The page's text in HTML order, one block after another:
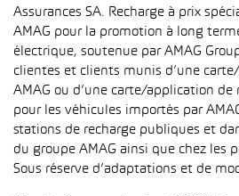
Assurances SA. Recharge à prix
AMAG pour la promotion à long
électrique, soutenue par AMAG
clientes et clients munis d’une
AMAG ou d’une carte/application de
pour les véhicules importés par
stations de recharge publiques et
du groupe AMAG ainsi que chez les
Sous réserve d’adaptations et de